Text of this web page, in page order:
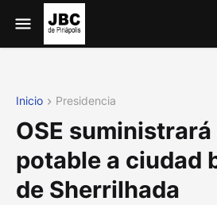
Inicio Presidencia
OSE suministrará
potable a ciudad
de Sherrilhada